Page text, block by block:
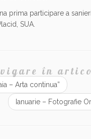
prima participare a
SUA.
în
– Arta continua”
Ianuarie – Fotografie